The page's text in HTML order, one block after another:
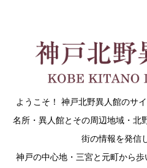
ようこそ！ 神戸北野異人館のサ
名所・異人館とその周辺地域・北
街の情報を発信
神戸の中心地・三宮と元町から